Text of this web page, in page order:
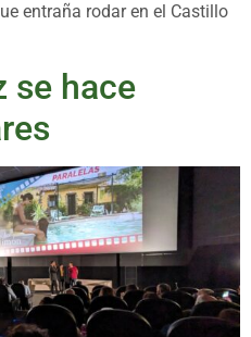
entraña rodar en el Castillo
se hace